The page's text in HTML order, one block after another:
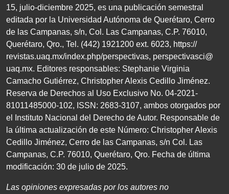
15, julio-diciembre 2025, es una publicación semestral
editada por la Universidad Autónoma de Querétaro, Cerro
de las Campanas, s/n, Col. Las Campanas, C.P. 76010,
Querétaro, Qro., Tel. (442) 1921200 ext. 6023, https://
revistas.uaq.mx/index.php/perspectivas, perspectivasci@
uaq.mx. Editores responsables: Stephanie Virginia
Camacho Gutiérrez, Christopher Alexis Cedillo Jiménez.
Reserva de Derechos al Uso Exclusivo No. 04-2021-
81011485000-102, ISSN: 2683-3107, ambos otorgados por
el Instituto Nacional del Derecho de Autor. Responsable de
la última actualización de este Número: Christopher Alexis
Cedillo Jiménez, Cerro de las Campanas, s/n Col. Las
Campanas, C.P. 76010, Querétaro, Qro. Fecha de última
modificación: 30 de julio de 2025.
Las opiniones expresadas por los autores no